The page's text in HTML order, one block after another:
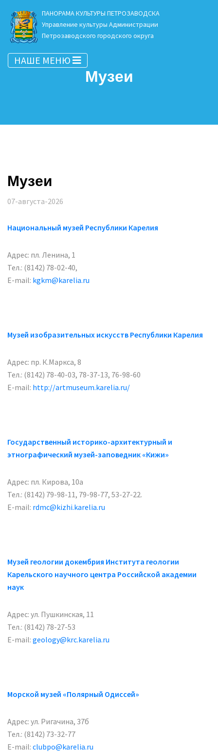
ПАНОРАМА КУЛЬТУРЫ ПЕТРОЗАВОДСКА
Управление культуры Администрации
Петрозаводского городского округа
НАШЕ МЕНЮ
Музеи
Музеи
07-августа-2026
Национальный музей Республики Карелия
Адрес: пл. Ленина, 1
Тел.: (8142) 78-02-40,
E-mail: kgkm@karelia.ru
Музей изобразительных искусств Республики Карелия
Адрес: пр. К.Маркса, 8
Тел.: (8142) 78-40-03, 78-37-13, 76-98-60
E-mail: http://artmuseum.karelia.ru/
Государственный историко-архитектурный и
этнографический музей-заповедник «Кижи»
Адрес: пл. Кирова, 10а
Тел.: (8142) 79-98-11, 79-98-77, 53-27-22.
E-mail: rdmc@kizhi.karelia.ru
Музей геологии докембрия Института геологии
Карельского научного центра Российской академии
наук
Адрес: ул. Пушкинская, 11
Тел.: (8142) 78-27-53
E-mail: geology@krc.karelia.ru
Морской музей «Полярный Одиссей»
Адрес: ул. Ригачина, 37б
Тел.: (8142) 73-32-77
E-mail: clubpo@karelia.ru